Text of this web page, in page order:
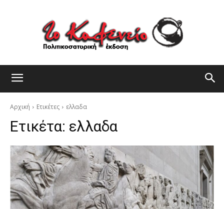
Αρχική Ετικέτες ελλαδα
Ετικέτα: ελλαδα